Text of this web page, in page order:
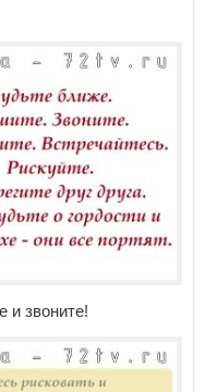
и звоните!